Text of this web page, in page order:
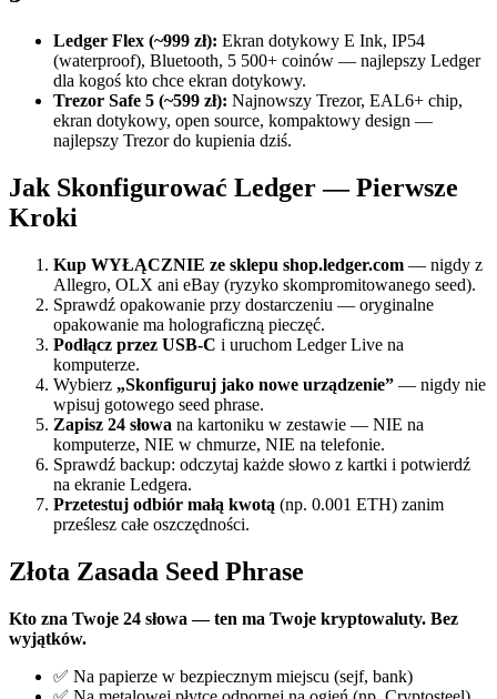
Ledger Flex (~999 zł): Ekran dotykowy E Ink, IP54
(waterproof), Bluetooth, 5 500+ coinów — najlepszy Ledger
dla kogoś kto chce ekran dotykowy.
Trezor Safe 5 (~599 zł): Najnowszy Trezor, EAL6+ chip,
ekran dotykowy, open source, kompaktowy design —
najlepszy Trezor do kupienia dziś.
Jak Skonfigurować Ledger — Pierwsze
Kroki
Kup WYŁĄCZNIE ze sklepu shop.ledger.com — nigdy z
Allegro, OLX ani eBay (ryzyko skompromitowanego seed).
Sprawdź opakowanie przy dostarczeniu — oryginalne
opakowanie ma holograficzną pieczęć.
Podłącz przez USB-C i uruchom Ledger Live na
komputerze.
Wybierz „Skonfiguruj jako nowe urządzenie” — nigdy nie
wpisuj gotowego seed phrase.
Zapisz 24 słowa na kartoniku w zestawie — NIE na
komputerze, NIE w chmurze, NIE na telefonie.
Sprawdź backup: odczytaj każde słowo z kartki i potwierdź
na ekranie Ledgera.
Przetestuj odbiór małą kwotą (np. 0.001 ETH) zanim
prześlesz całe oszczędności.
Złota Zasada Seed Phrase
Kto zna Twoje 24 słowa — ten ma Twoje kryptowaluty. Bez
wyjątków.
✅ Na papierze w bezpiecznym miejscu (sejf, bank)